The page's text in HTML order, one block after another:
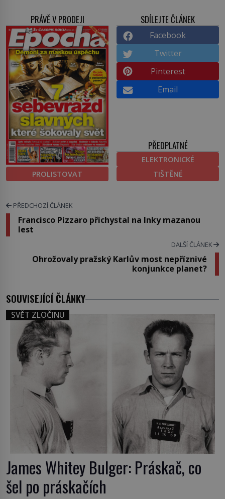
PRÁVĚ V PRODEJI
PROLISTOVAT
SDÍLEJTE ČLÁNEK
Facebook
Twitter
Pinterest
Email
PŘEDPLATNÉ
ELEKTRONICKÉ
TIŠTĚNÉ
PŘEDCHOZÍ ČLÁNEK
Francisco Pizzaro přichystal na Inky mazanou
lest
DALŠÍ ČLÁNEK
Ohrožovaly pražský Karlův most nepříznivé
konjunkce planet?
SOUVISEJÍCÍ ČLÁNKY
SVĚT ZLOČINU
James Whitey Bulger: Práskač, co
šel po práskačích